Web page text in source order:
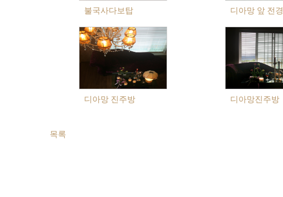
불국사다보탑 디아망 앞 전경
디아망 진주방 디아망진주방
목록